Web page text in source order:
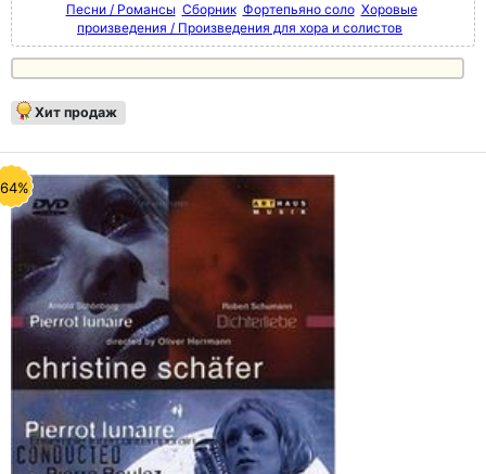
Песни / Романсы Сборник Фортепьяно соло Хоровые
произведения / Произведения для хора и солистов
Хит продаж